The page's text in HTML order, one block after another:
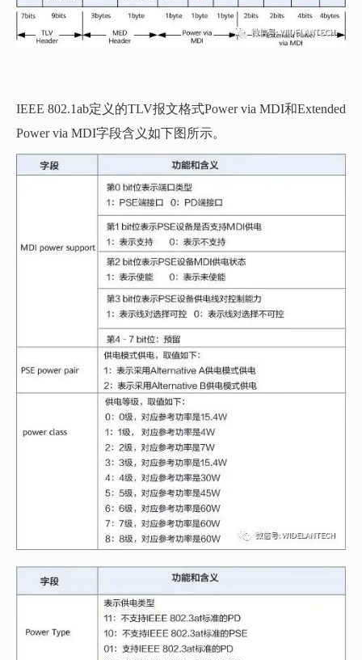
IEEE 802.1ab定义的TLV报文格式Power via MDI和Extended
Power via MDI字段含义如下图所示。